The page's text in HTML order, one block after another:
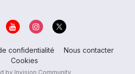
confidentialité
Nous contacter
Cookies
by Invision Community